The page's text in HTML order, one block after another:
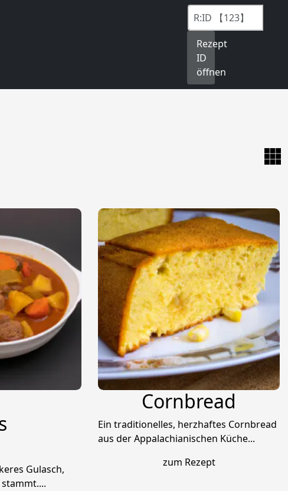
Rezept
ID
öffnen
Gulasch,
Cornbread
Ein traditionelles, herzhaftes Cornbread
aus der Appalachianischen Küche...
zum Rezept